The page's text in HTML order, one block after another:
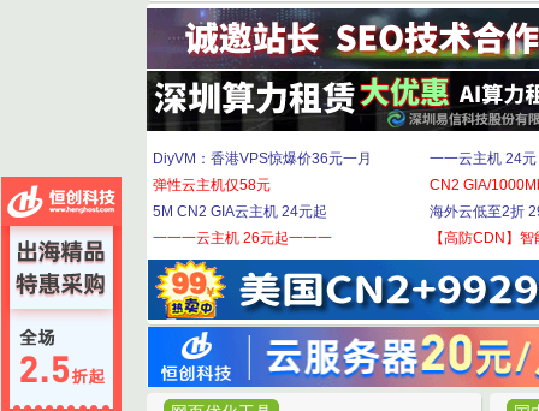
DiyVM：香港VPS惊爆价36元一月
弹性云主机仅58元
5M CN2 GIA云主机 24元起
一一一云主机 26元起一一一
一一云主机 24
CN2 GIA/
海外云低至2折
【高防CDN】